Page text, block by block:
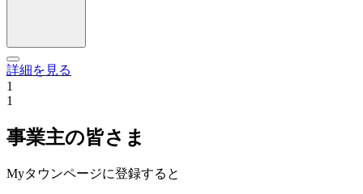
詳細を見る
1
1
事業主の皆さま
Myタウンページに登録すると